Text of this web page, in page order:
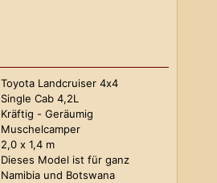
Toyota Landcruiser 4x4
Single Cab 4,2L
Kräftig - Geräumig
Muschelcamper
2,0 x 1,4 m
Dieses Model ist für ganz
Namibia und Botswana